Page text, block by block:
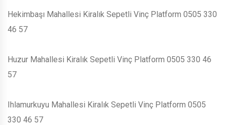
Hekimbaşı Mahallesi Kiralık Sepetli Vinç Platform 0505 330
46 57
Huzur Mahallesi Kiralık Sepetli Vinç Platform 0505 330 46
57
Ihlamurkuyu Mahallesi Kiralık Sepetli Vinç Platform 0505
330 46 57